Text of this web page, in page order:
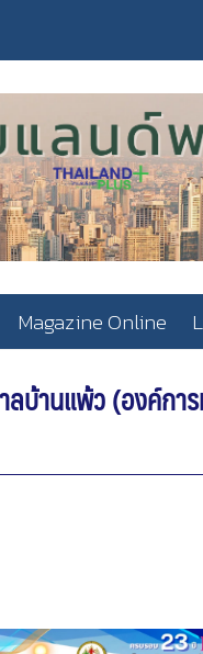
Magazine Online
ลบ้านแพ้ว (องค์กา